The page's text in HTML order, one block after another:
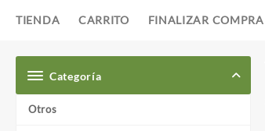
TIENDA CARRITO FINALIZAR COMPRA
Categoría
Otros